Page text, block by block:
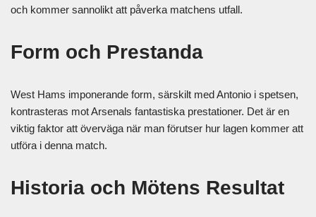
och kommer sannolikt att påverka matchens utfall.
Form och Prestanda
West Hams imponerande form, särskilt med Antonio i spetsen,
kontrasteras mot Arsenals fantastiska prestationer. Det är en
viktig faktor att överväga när man förutser hur lagen kommer att
utföra i denna match.
Historia och Mötens Resultat